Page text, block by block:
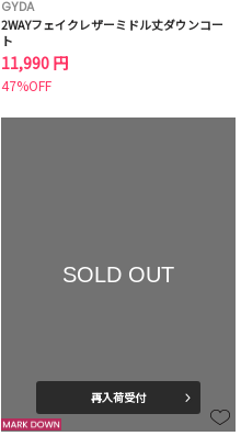
GYDA
2WAYフェイクレザーミドル丈ダウンコー
ト
11,990 円
47%OFF
SOLD OUT
再入荷受付